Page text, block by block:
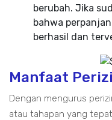
berubah. Jika
bahwa
berhasil dan
Manfaat
Dengan mengurus
atau tahapan yang